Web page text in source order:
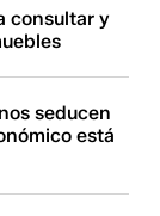
consultar y
seducen
está